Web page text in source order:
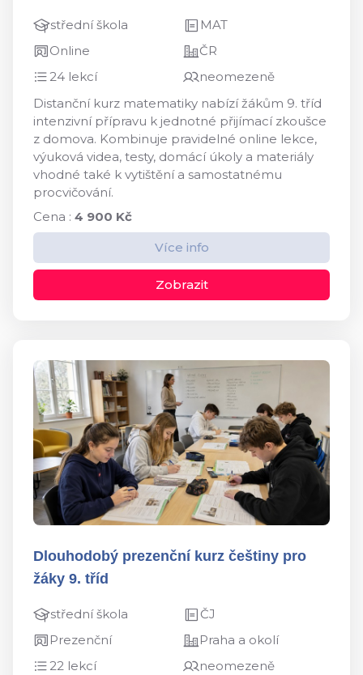
střední škola
MAT
Online
ČR
24 lekcí
neomezeně
Distanční kurz matematiky nabízí žákům 9. tříd
intenzivní přípravu k jednotné přijímací zkoušce
z domova. Kombinuje pravidelné online lekce,
výuková videa, testy, domácí úkoly a materiály
vhodné také k vytištění a samostatnému
procvičování.
Cena : 4 900 Kč
Více info
Zobrazit
Dlouhodobý prezenční kurz češtiny pro
žáky 9. tříd
střední škola
ČJ
Prezenční
Praha a okolí
22 lekcí
neomezeně